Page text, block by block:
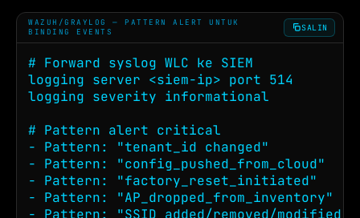
WAZUH/GRAYLOG — PATTERN ALERT UNTUK
BINDING EVENTS
SALIN
# Forward syslog WLC ke SIEM
logging server <siem-ip> port 514
logging severity informational
# Pattern alert critical
- Pattern: "tenant_id changed"           →
- Pattern: "config_pushed_from_cloud"     →
- Pattern: "factory_reset_initiated"      →
- Pattern: "AP_dropped_from_inventory"    →
- Pattern: "SSID_added/removed/modified"  →